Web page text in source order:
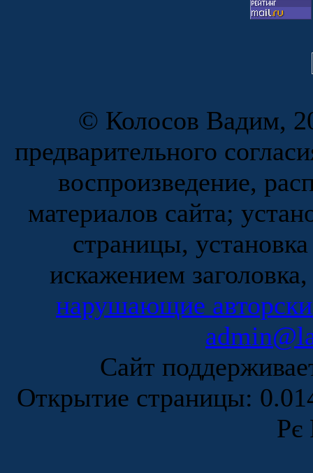
© Колосов Вадим,
предварительного
воспроизведение,
материалов сайта;
страницы,
искажением
нарушающие
Сайт
Открытие страницы:
Рє